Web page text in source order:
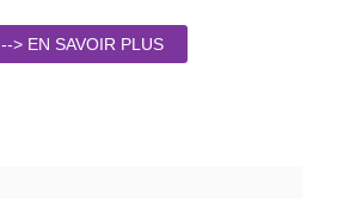
--> EN SAVOIR PLUS